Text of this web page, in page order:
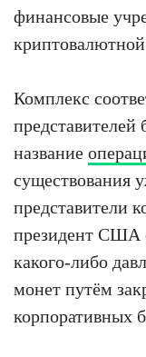
финансовые
Комплекс
название
существования
представители
президент США
какого-либо
монет путём
корпоративных